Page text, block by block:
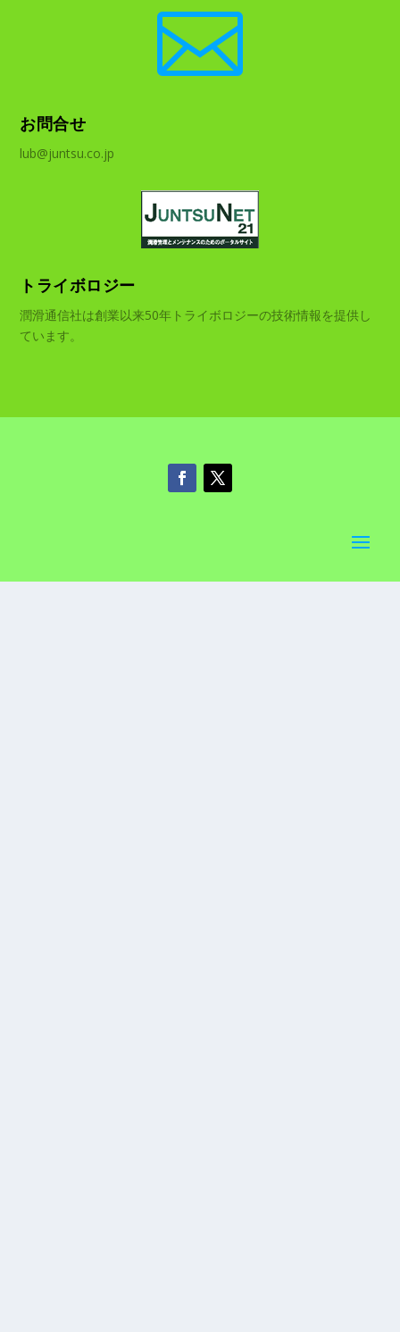

お問合せ
lub@juntsu.co.jp
トライボロジー
潤滑通信社は創業以来50年トライボロジーの技術情報を提供し
ています。